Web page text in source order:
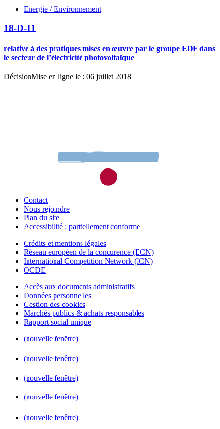
Energie / Environnement
18-D-11
relative à des pratiques mises en œuvre par le groupe EDF dans
le secteur de l’électricité photovoltaïque
DécisionMise en ligne le : 06 juillet 2018
Contact
Nous rejoindre
Plan du site
Accessibilité : partiellement conforme
Crédits et mentions légales
Réseau européen de la concurence (ECN)
International Competition Network (ICN)
OCDE
Accès aux documents administratifs
Données personnelles
Gestion des cookies
Marchés publics & achats responsables
Rapport social unique
(nouvelle fenêtre)
(nouvelle fenêtre)
(nouvelle fenêtre)
(nouvelle fenêtre)
(nouvelle fenêtre)